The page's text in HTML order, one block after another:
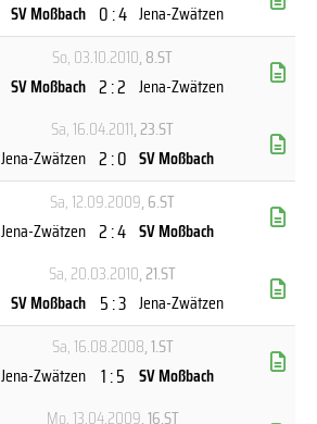
SV Moßbach 0 : 4 Jena-Zwätzen
So, 03.10.2010, 8.ST
SV Moßbach 2 : 2 Jena-Zwätzen
Sa, 16.04.2011, 23.ST
Jena-Zwätzen 2 : 0 SV Moßbach
Sa, 12.09.2009, 6.ST
Jena-Zwätzen 2 : 4 SV Moßbach
Sa, 20.03.2010, 21.ST
SV Moßbach 5 : 3 Jena-Zwätzen
Sa, 16.08.2008, 1.ST
Jena-Zwätzen 1 : 5 SV Moßbach
Mo, 13.04.2009, 16.ST